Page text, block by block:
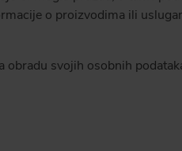
o proizvodima ili
svojih osobnih